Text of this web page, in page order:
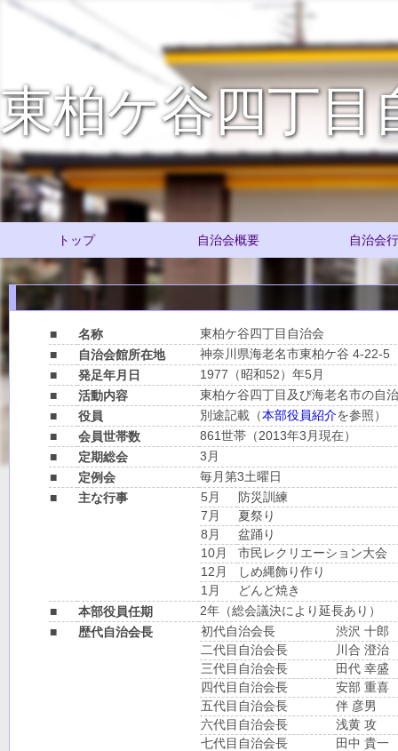
東柏ケ谷四丁目
トップ 自治会概要 自治会
■ 名称
東柏ケ谷四丁目自治会
■
自治会館所在地
神奈川県海老名市東柏ケ谷 4-22-5
■
発足年月日
1977（昭和52）年5月
■
活動内容
東柏ケ谷四丁目及び海老名市の自
■
役員 別途記載（本部役員紹介を参照）
■
会員世帯数
861世帯（2013年3月現在）
■
定期総会
3月
■
定例会
毎月第3土曜日
■
主な行事 5月
防災訓練
7月
夏祭り
8月
盆踊り
10月
市民レクリエーション大会
12月
しめ縄飾り作り
1月
どんど焼き
■
本部役員任期
2年（総会議決により延長あり）
■
歴代自治会長 初代自治会長
渋沢 十郎
二代目自治会長
川合 澄治
三代目自治会長
田代 幸盛
四代目自治会長
安部 重喜
五代目自治会長
伴 彦男
六代目自治会長
浅黄 攻
七代目自治会長
田中 貴一